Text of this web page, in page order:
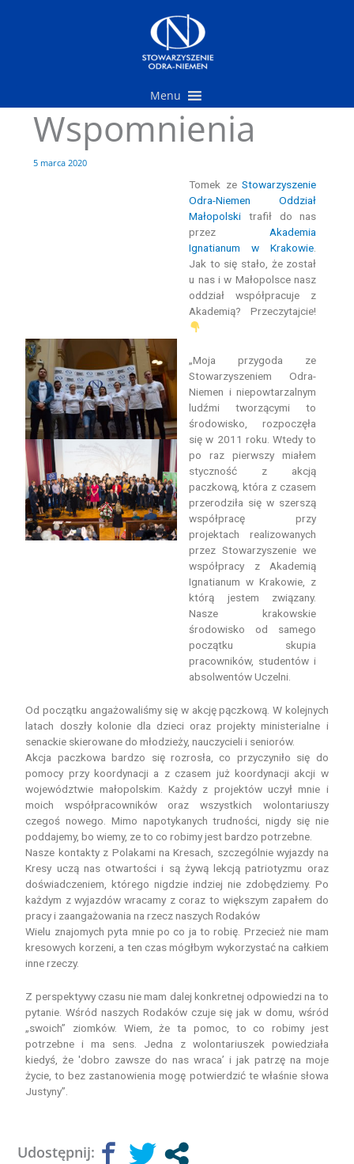
Menu
Wspomnienia
5 marca 2020
Tomek zeStowarzyszenie
Odra-Niemen Oddział
Małopolski trafił do nas
przezAkademia
Ignatianum w Krakowie.
Jak to się stało, że został
u nas i w Małopolsce nasz
oddział współpracuje z
Akademią? Przeczytajcie!
„Moja przygoda ze
Stowarzyszeniem Odra-
Niemen i niepowtarzalnym
ludźmi tworzącymi to
środowisko, rozpoczęła
się w 2011 roku. Wtedy to
po raz pierwszy miałem
styczność z akcją
paczkową, która z czasem
przerodziła się w szerszą
współpracę przy
projektach realizowanych
przez Stowarzyszenie we
współpracy z Akademią
Ignatianum w Krakowie, z
którą jestem związany.
Nasze krakowskie
środowisko od samego
początku skupia
pracowników, studentów i
absolwentów Uczelni.
Od początku angażowaliśmy się w akcję pączkową. W kolejnych
latach doszły kolonie dla dzieci oraz projekty ministerialne i
senackie skierowane do młodzieży, nauczycieli i seniorów.
Akcja paczkowa bardzo się rozrosła, co przyczyniło się do
pomocy przy koordynacji a z czasem już koordynacji akcji w
województwie małopolskim. Każdy z projektów uczył mnie i
moich współpracowników oraz wszystkich wolontariuszy
czegoś nowego. Mimo napotykanych trudności, nigdy się nie
poddajemy, bo wiemy, ze to co robimy jest bardzo potrzebne.
Nasze kontakty z Polakami na Kresach, szczególnie wyjazdy na
Kresy uczą nas otwartości i są żywą lekcją patriotyzmu oraz
doświadczeniem, którego nigdzie indziej nie zdobędziemy. Po
każdym z wyjazdów wracamy z coraz to większym zapałem do
pracy i zaangażowania na rzecz naszych Rodaków
Wielu znajomych pyta mnie po co ja to robię. Przecież nie mam
kresowych korzeni, a ten czas mógłbym wykorzystać na całkiem
inne rzeczy.
Z perspektywy czasu nie mam dalej konkretnej odpowiedzi na to
pytanie. Wśród naszych Rodaków czuje się jak w domu, wśród
„swoich” ziomków. Wiem, że ta pomoc, to co robimy jest
potrzebne i ma sens. Jedna z wolontariuszek powiedziała
kiedyś, że 'dobro zawsze do nas wraca’ i jak patrzę na moje
życie, to bez zastanowienia mogę potwierdzić te właśnie słowa
Justyny”.
Udostępnij: